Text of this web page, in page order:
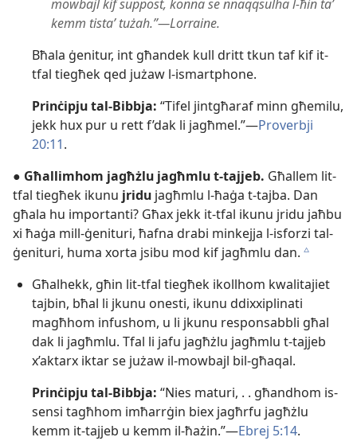
mowbajl kif suppost, konna se nnaqqsulha l-​ħin taʼ
kemm tistaʼ tużah.”—Lorraine.
Bħala ġenitur, int għandek kull dritt tkun taf kif it-​
tfal tiegħek qed jużaw l-​ismartphone.
Prinċipju tal-​Bibbja: “Tifel jintgħaraf minn għemilu,
jekk hux pur u rett f’dak li jagħmel.”—Proverbji
20:11.
● Għallimhom jagħżlu jagħmlu t-​tajjeb. Għallem lit-​
tfal tiegħek ikunu jridu jagħmlu l-​ħaġa t-​tajba. Dan
għala hu importanti? Għax jekk it-​tfal ikunu jridu jaħbu
xi ħaġa mill-​ġenituri, ħafna drabi minkejja l-​isforzi tal-​
ġenituri, huma xorta jsibu mod kif jagħmlu dan. c
Għalhekk, għin lit-​tfal tiegħek ikollhom kwalitajiet
tajbin, bħal li jkunu onesti, ikunu ddixxiplinati
magħhom infushom, u li jkunu responsabbli għal
dak li jagħmlu. Tfal li jafu jagħżlu jagħmlu t-​tajjeb
x’aktarx iktar se jużaw il-​mowbajl bil-​għaqal.
Prinċipju tal-​Bibbja: “Nies maturi, . . għandhom is-​
sensi tagħhom imħarrġin biex jagħrfu jagħżlu
kemm it-​tajjeb u kemm il-​ħażin.”—Ebrej 5:14.